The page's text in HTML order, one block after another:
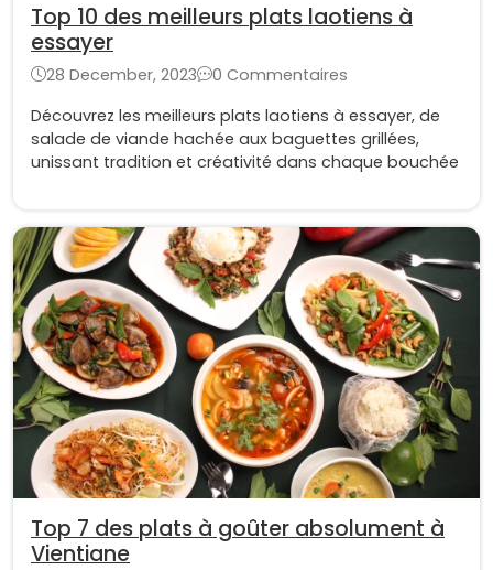
Top 10 des meilleurs plats laotiens à
essayer
28 December, 2023
0 Commentaires
Découvrez les meilleurs plats laotiens à essayer, de
salade de viande hachée aux baguettes grillées,
unissant tradition et créativité dans chaque bouchée
Top 7 des plats à goûter absolument à
Vientiane